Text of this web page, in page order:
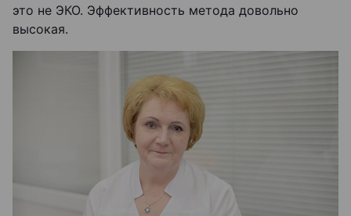
это не ЭКО. Эффективность метода довольно
высокая.